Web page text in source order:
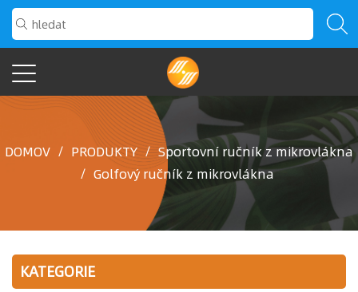
DOMOV / PRODUKTY / Sportovní ručník z mikrovlákna
/ Golfový ručník z mikrovlákna
KATEGORIE